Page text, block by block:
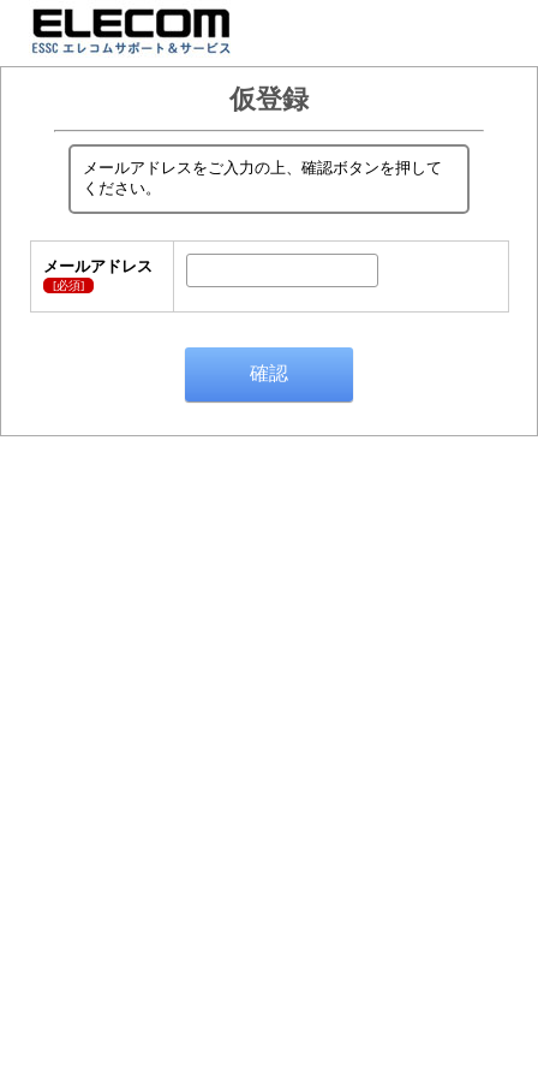
仮登録
メールアドレスをご入力の上、確認ボタンを押して
ください。
メールアドレス
[必須]